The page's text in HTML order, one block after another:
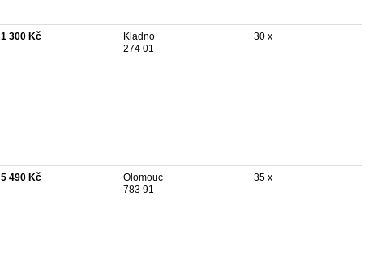
1 300 Kč
Kladno
274 01
30 x
5 490 Kč
Olomouc
783 91
35 x